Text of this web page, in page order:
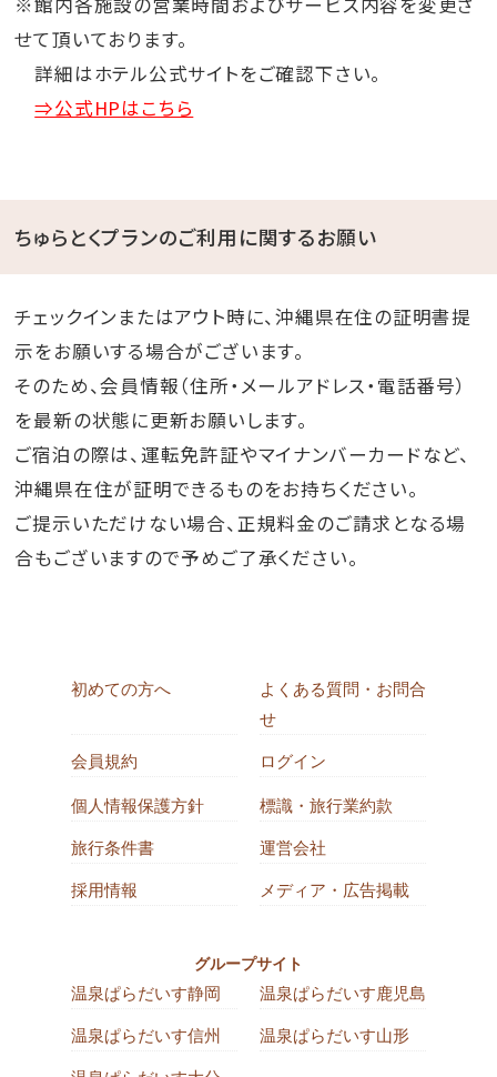
せて頂いております。
詳細はホテル公式サイトをご確認下さい。
⇒公式HPはこちら
ちゅらとくプランのご利用に関するお願い
チェックインまたはアウト時に、沖縄県在住の証明書提
示をお願いする場合がございます。
そのため、会員情報（住所・メールアドレス・電話番号）
を最新の状態に更新お願いします。
ご宿泊の際は、運転免許証やマイナンバーカードなど、
沖縄県在住が証明できるものをお持ちください。
ご提示いただけない場合、正規料金のご請求となる場
合もございますので予めご了承ください。
初めての方へ
よくある質問・お問合
せ
会員規約 ログイン
個人情報保護方針 標識・旅行業約款
旅行条件書 運営会社
採用情報 メディア・広告掲載
グループサイト
温泉ぱらだいす静岡 温泉ぱらだいす鹿児島
温泉ぱらだいす信州 温泉ぱらだいす山形